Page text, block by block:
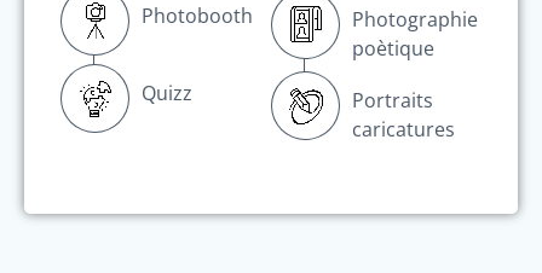
Photobooth
Quizz
Photographie
poètique
Portraits
caricatures